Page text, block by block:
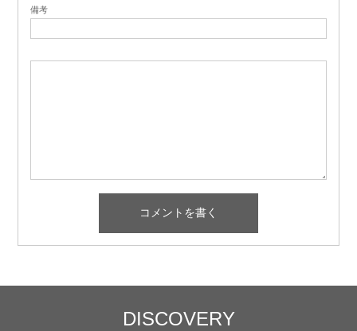
備考
DISCOVERY